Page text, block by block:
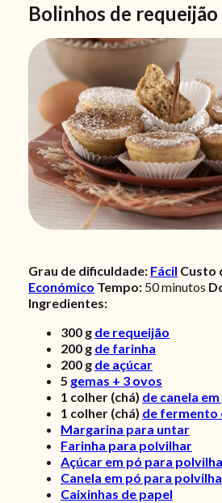
Bolinhos de requeijão
Grau de dificuldade: Fácil Custo
Económico Tempo: 50minutos
Ingredientes:
300 g de requeijão
200 g de farinha
200 g de açúcar
5 gemas + 3 ovos
1 colher (chá) de canela
1 colher (chá) de fermento
Margarina para untar
Farinha para polvilhar
Açúcar em pó para
Canela em pó para
Caixinhas de papel